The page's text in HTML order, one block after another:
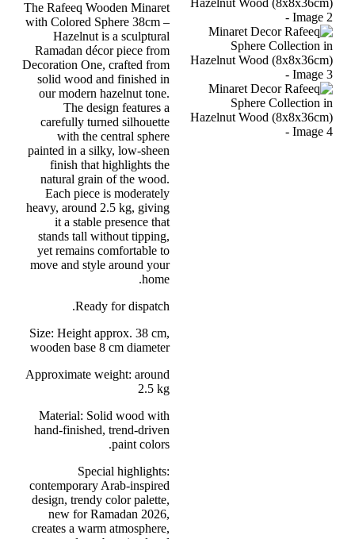
The Rafeeq Wooden Minaret
with Colored Sphere 38cm –
Hazelnut is a sculptural
Ramadan décor piece from
Decoration One, crafted from
solid wood and finished in
our modern hazelnut tone.
The design features a
carefully turned silhouette
with the central sphere
painted in a silky, low-sheen
finish that highlights the
natural grain of the wood.
Each piece is moderately
heavy, around 2.5 kg, giving
it a stable presence that
stands tall without tipping,
yet remains comfortable to
move and style around your
home.
Ready for dispatch.
Size: Height approx. 38 cm,
wooden base 8 cm diameter
Approximate weight: around
2.5 kg
Material: Solid wood with
hand-finished, trend-driven
paint colors.
Special highlights:
contemporary Arab-inspired
design, trendy color palette,
new for Ramadan 2026,
creates a warm atmosphere,